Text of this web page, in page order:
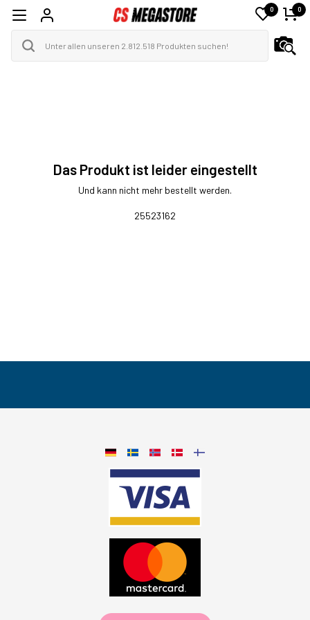
0 0
Das Produkt ist leider eingestellt
Und kann nicht mehr bestellt werden.
25523162